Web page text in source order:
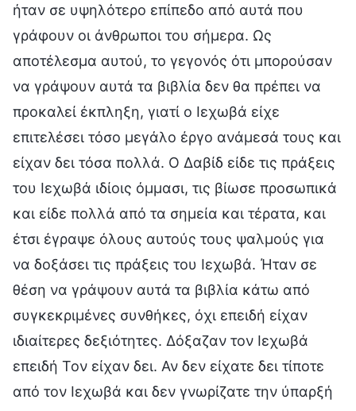
ήταν σε υψηλότερο επίπεδο από αυτά που
γράφουν οι άνθρωποι του σήμερα. Ως
αποτέλεσμα αυτού, το γεγονός ότι μπορούσαν
να γράψουν αυτά τα βιβλία δεν θα πρέπει να
προκαλεί έκπληξη, γιατί ο Ιεχωβά είχε
επιτελέσει τόσο μεγάλο έργο ανάμεσά τους και
είχαν δει τόσα πολλά. Ο Δαβίδ είδε τις πράξεις
του Ιεχωβά ιδίοις όμμασι, τις βίωσε προσωπικά
και είδε πολλά από τα σημεία και τέρατα, και
έτσι έγραψε όλους αυτούς τους ψαλμούς για
να δοξάσει τις πράξεις του Ιεχωβά. Ήταν σε
θέση να γράψουν αυτά τα βιβλία κάτω από
συγκεκριμένες συνθήκες, όχι επειδή είχαν
ιδιαίτερες δεξιότητες. Δόξαζαν τον Ιεχωβά
επειδή Τον είχαν δει. Αν δεν είχατε δει τίποτε
από τον Ιεχωβά και δεν γνωρίζατε την ύπαρξή